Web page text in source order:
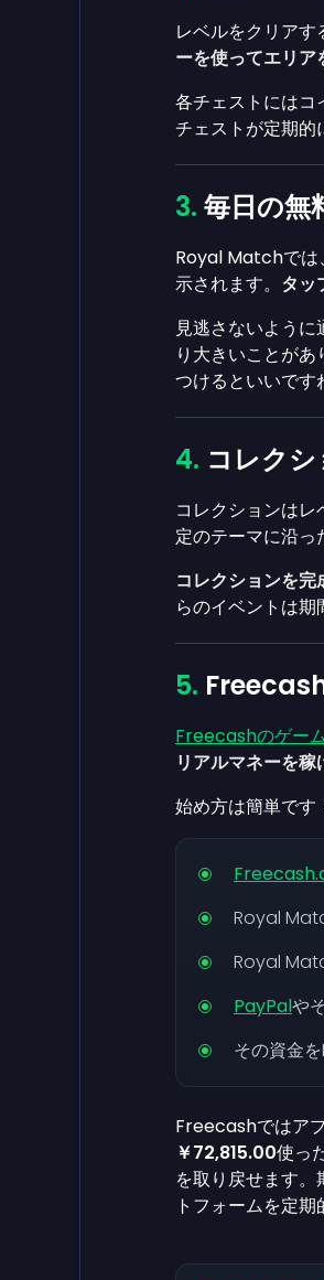
レベルをクリアす
ーを使ってエリア
各チェストにはコ
チェストが定期的
毎日の無
Royal Matchでは
示されます。 タッ
見逃さないよう
り大きいことが
つけるといいです
コレク
コレクションは
定のテーマに沿っ
コレクションを
らのイベントは期
Freecashのゲー
リアルマネーを稼
始め方は簡単です
Royal
Royal
PayPalや
その資金
Freecashではア
￥72,815.00使っ
を取り戻せます
トフォームを定